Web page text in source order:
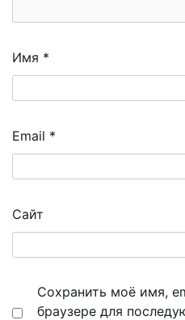
Имя *
Email *
Сайт
Сохранить моё имя,
браузере для